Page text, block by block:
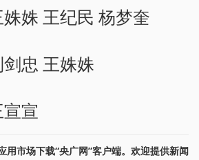
姝 王纪民 杨梦奎
忠 王姝姝
宣
用市场下载“央广网”客户端。欢迎提供新闻